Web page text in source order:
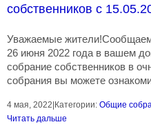
собственников с
Уважаемые
26 июня 2022 года в вашем
собрание собственников в
собрания вы можете
4 мая, 2022|Категории: Общие
Читать дальше